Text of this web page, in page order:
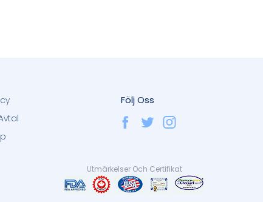
Följ Oss
Utmärkelser Och Certifikat